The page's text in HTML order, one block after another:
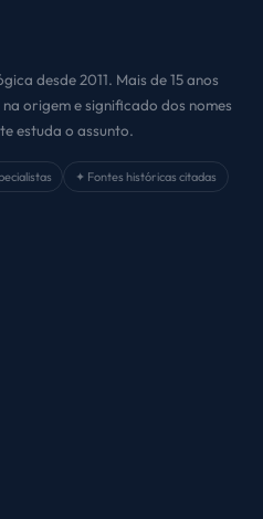
desde 2011. Mais de 15 anos
origem e significado dos nomes
estuda o assunto.
✦ Fontes históricas citadas